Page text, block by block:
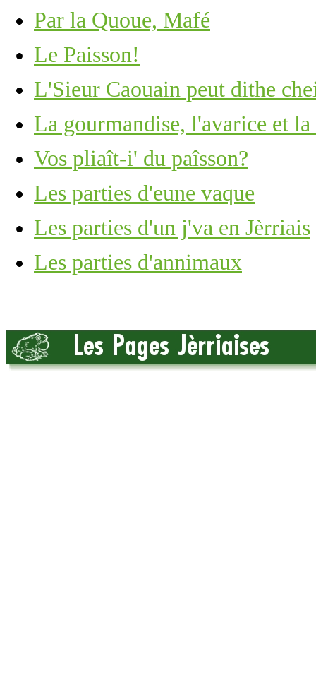
Par la Quoue, Mafé
Le Paisson!
L'Sieur Caouain peut dithe
La gourmandise, l'avarice et
Vos pliaît-i' du paîsson?
Les parties d'eune vaque
Les parties d'un j'va en Jèrriais
Les parties d'annimaux